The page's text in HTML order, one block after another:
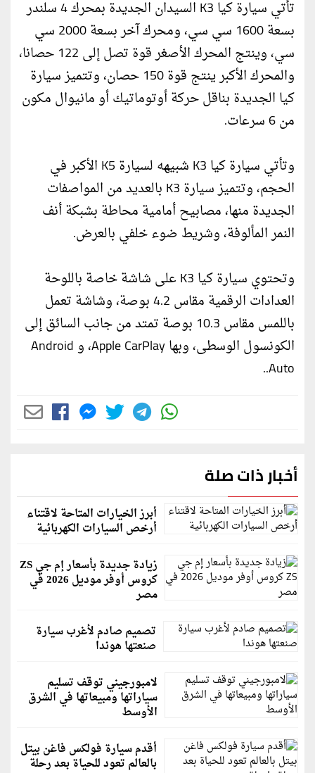
تأتي سيارة كيا K3 السيدان الجديدة بمحرك 4 سلندر
بسعة 1600 سي سي، ومحرك آخر بسعة 2000 سي
سي، وينتج المحرك الأصغر قوة تصل إلى 122 حصانا،
والمحرك الأكبر ينتج قوة 150 حصان، وتتميز سيارة
كيا الجديدة بناقل حركة أوتوماتيك أو مانيوال مكون
من 6 سرعات.
وتأتي سيارة كيا K3 شبيهه لسيارة K5 الأكبر في
الحجم، وتتميز سيارة K3 بالعديد من المواصفات
الجديدة منها، مصابيح أمامية محاطة بشبكة أنف
النمر المألوفة، وشريط ضوء خلفي بالعرض.
وتحتوي سيارة كيا K3 على شاشة خاصة باللوحة
العدادات الرقمية مقاس 4.2 بوصة، وشاشة تعمل
باللمس مقاس 10.3 بوصة تمتد من جانب السائق إلى
الكونسول الوسطى، وبها Apple CarPlay، و Android
Auto..
أخبار ذات صلة
أبرز الخيارات المتاحة لاقتناء
أرخص السيارات الكهربائية
زيادة جديدة بأسعار إم جي ZS
كروس أوفر موديل 2026 في
مصر
تصميم صادم لأغرب سيارة
صنعتها هوندا
لامبورجيني توقف تسليم
سياراتها ومبيعاتها في الشرق
الأوسط
أقدم سيارة فولكس فاغن بيتل
بالعالم تعود للحياة بعد رحلة